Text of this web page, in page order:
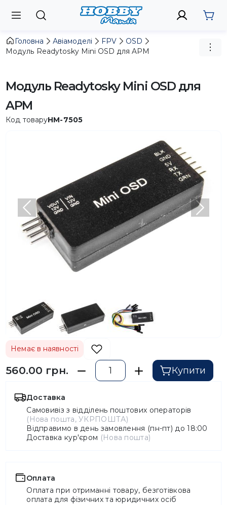
Головна Авіамоделі FPV
OSD
Модуль Readytosky Mini OSD для APM
Модуль Readytosky Mini OSD для
APM
Код товаруHM-7505
Попередній
Немає в наявності
560.00 грн. Купити
Доставка
Самовивіз з відділень поштових операторів
(Нова пошта, УКРПОШТА)
Відправимо в день замовлення (пн-пт) до 18:00
Доставка кур'єром (Нова пошта)
Оплата
Оплата при отриманні товару, безготівкова
оплата для фізичних та юридичних осіб